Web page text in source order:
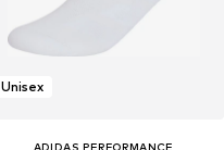
Unisex
ADIDAS PERFORMANCE